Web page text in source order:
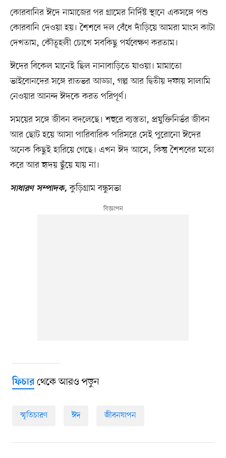
কোরবানির ঈদে নামাজের পর গ্রামের নির্দিষ্ট স্থানে একসঙ্গে পশু
কোরবানি দেওয়া হয়। শৈশবে দল বেঁধে দাঁড়িয়ে আমরা মাংস কাটা
দেখতাম, কৌতূহলী চোখে সবকিছু পর্যবেক্ষণ করতাম।
ঈদের বিকেল মানেই ছিল নানাবাড়িতে যাওয়া। মামাতো
ভাইবোনদের সঙ্গে রাতভর আড্ডা, গল্প আর দ্বিতীয় দফায় সালামি
নেওয়ার আনন্দ ঈদকে করত পরিপূর্ণ।
সময়ের সঙ্গে জীবন বদলেছে। শহুরে ব্যস্ততা, প্রযুক্তিনির্ভর জীবন
আর ছোট হয়ে আসা পারিবারিক পরিসরে সেই পুরোনো ঈদের
অনেক কিছুই হারিয়ে গেছে। এখন ঈদ আসে, কিন্তু শৈশবের মতো
করে আর হৃদয় ছুঁয়ে যায় না।
সাধারণ সম্পাদক, কুড়িগ্রাম বন্ধুসভা
ফিচারথেকে আরও পড়ুন
স্মৃতিচারণ ঈদ জীবনযাপন